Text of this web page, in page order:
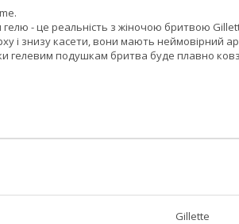
гелю - це реальність з жіночою бритвою
і знизу касети, вони мають неймовірний
гелевим подушкам бритва буде плавно
Gillette